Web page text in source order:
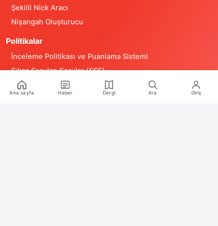
Şekilli Nick Aracı
Nişangah Oluşturucu
Politikalar
İnceleme Politikası ve Puanlama Sistemi
Sıkça Sorulan Sorular (SSS)
Alıntı ve Yeniden Kullanım Politikası
Ana sayfa Haber Dergi Ara Giriş